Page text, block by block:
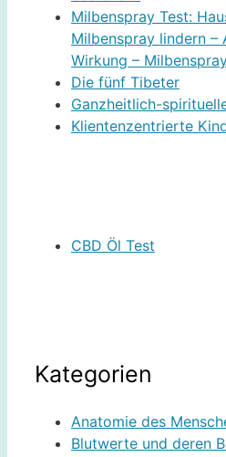
Milbenspray Test:
Milbenspray lindern –
Wirkung –
Die fünf Tibeter
Ganzheitlich-
Klientenzentrierte
CBD Öl Test
Kategorien
Anatomie des
Blutwerte und deren